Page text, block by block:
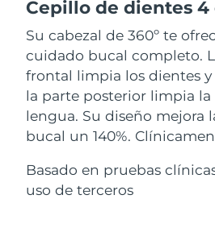
Cepillo de dientes 4
Su cabezal de 360º te
cuidado bucal completo.
frontal limpia los dientes y
la parte posterior limpia la
lengua. Su diseño mejora
bucal un 140%.
Basado en pruebas
uso de terceros
For healthy hair
18% PAP
Comprar todo
FOREO APP
Israel
Italia
Japón
Jersey
Kazajistán